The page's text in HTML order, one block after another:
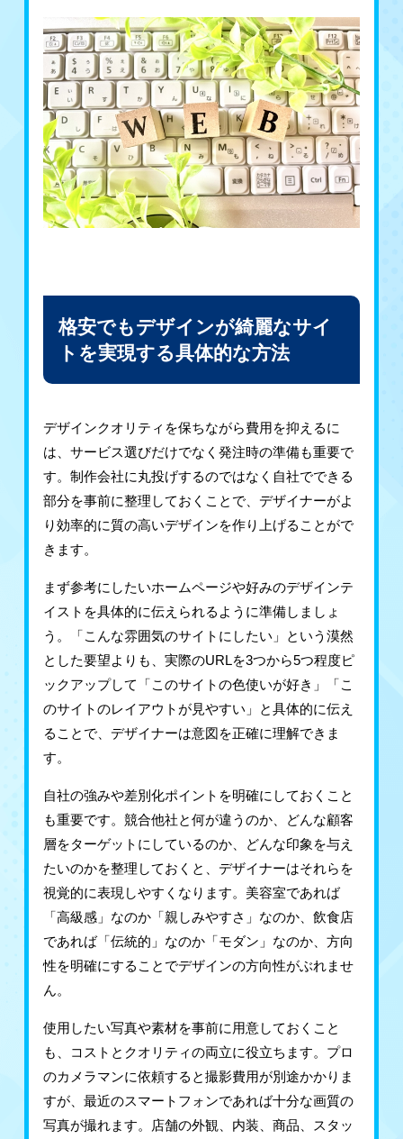
格安でもデザインが綺麗なサイ
トを実現する具体的な方法
デザインクオリティを保ちながら費用を抑えるに
は、サービス選びだけでなく発注時の準備も重要で
す。制作会社に丸投げするのではなく自社でできる
部分を事前に整理しておくことで、デザイナーがよ
り効率的に質の高いデザインを作り上げることがで
きます。
まず参考にしたいホームページや好みのデザインテ
イストを具体的に伝えられるように準備しましょ
う。「こんな雰囲気のサイトにしたい」という漠然
とした要望よりも、実際のURLを3つから5つ程度ピ
ックアップして「このサイトの色使いが好き」「こ
のサイトのレイアウトが見やすい」と具体的に伝え
ることで、デザイナーは意図を正確に理解できま
す。
自社の強みや差別化ポイントを明確にしておくこと
も重要です。競合他社と何が違うのか、どんな顧客
層をターゲットにしているのか、どんな印象を与え
たいのかを整理しておくと、デザイナーはそれらを
視覚的に表現しやすくなります。美容室であれば
「高級感」なのか「親しみやすさ」なのか、飲食店
であれば「伝統的」なのか「モダン」なのか、方向
性を明確にすることでデザインの方向性がぶれませ
ん。
使用したい写真や素材を事前に用意しておくこと
も、コストとクオリティの両立に役立ちます。プロ
のカメラマンに依頼すると撮影費用が別途かかりま
すが、最近のスマートフォンであれば十分な画質の
写真が撮れます。店舗の外観、内装、商品、スタッ